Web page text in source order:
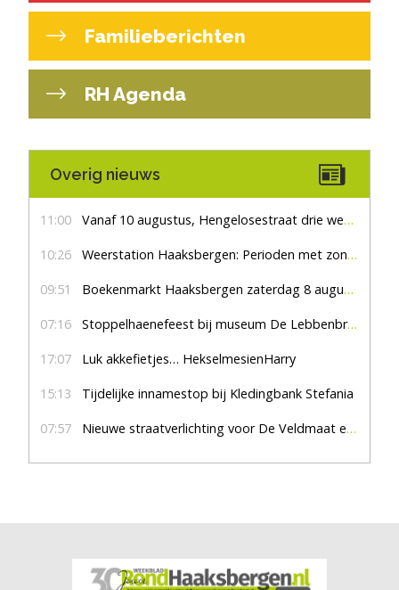
Familieberichten
RH Agenda
Overig nieuws
11:00 Vanaf 10 augustus, Hengelosestraat drie weken dicht voor doorgaand verkeer
10:26 Weerstation Haaksbergen: Perioden met zon en droog
09:51 Boekenmarkt Haaksbergen zaterdag 8 augustus, marktplein Haaksbergen
07:16 Stoppelhaenefeest bij museum De Lebbenbrugge
17:07 Luk akkefietjes… HekselmesienHarry
15:13 Tijdelijke innamestop bij Kledingbank Stefania
07:57 Nieuwe straatverlichting voor De Veldmaat en De Pas